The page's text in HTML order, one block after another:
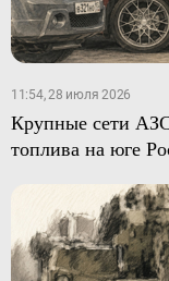
11:54, 28 июля 2026
Крупные сети
топлива на юге